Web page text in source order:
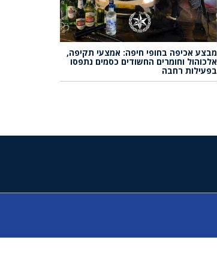
מבצע אכיפה בחופי חיפה: אמצעי תקיפה,
אלכוהול וחומרים החשודים כסמים נתפסו
בפעילות רחבה